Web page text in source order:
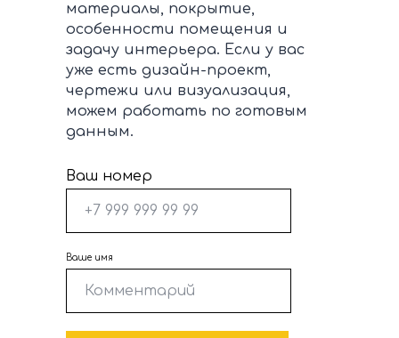
материалы, покрытие,
особенности помещения и
задачу интерьера. Если у вас
уже есть дизайн-проект,
чертежи или визуализация,
можем работать по готовым
данным.
Ваш номер
Ваше имя